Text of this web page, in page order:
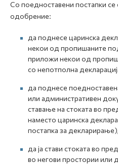
Со поедноставени постапки
одобрение:
да поднесе царинска
некои од пропишаните
приложи некои од
со непотполна
да поднесе
или административен
ставање на стоката во
наместо царинска
постапка за
да ја стави стоката во
во негови простории или